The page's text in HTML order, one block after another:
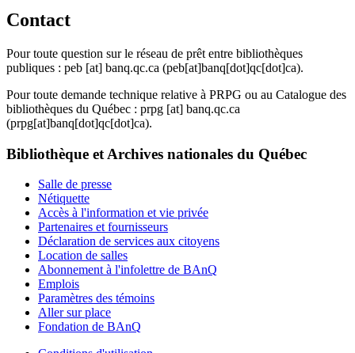
Contact
Pour toute question sur le réseau de prêt entre bibliothèques
publiques : peb [at] banq.qc.ca (peb[at]banq[dot]qc[dot]ca).
Pour toute demande technique relative à PRPG ou au Catalogue des
bibliothèques du Québec : prpg [at] banq.qc.ca
(prpg[at]banq[dot]qc[dot]ca).
Bibliothèque et Archives nationales du Québec
Salle de presse
Nétiquette
Accès à l'information et vie privée
Partenaires et fournisseurs
Déclaration de services aux citoyens
Location de salles
Abonnement à l'infolettre de BAnQ
Emplois
Paramètres des témoins
Aller sur place
Fondation de BAnQ